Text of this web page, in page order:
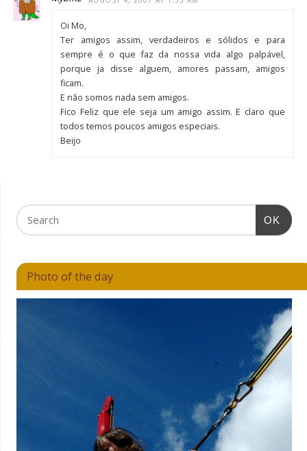
Oi Mo,
Ter amigos assim, verdadeiros e sólidos e para
sempre é o que faz da nossa vida algo palpável,
porque ja disse alguem, amores passam, amigos
ficam.
E não somos nada sem amigos.
Fico Feliz que ele seja um amigo assim. E claro que
todos temos poucos amigos especiais.
Beijo
OK
Photo of the day